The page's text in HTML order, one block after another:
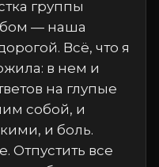
группы
— наша
Всё, что я
в нем и
на глупые
собой, и
и боль.
Отпустить все